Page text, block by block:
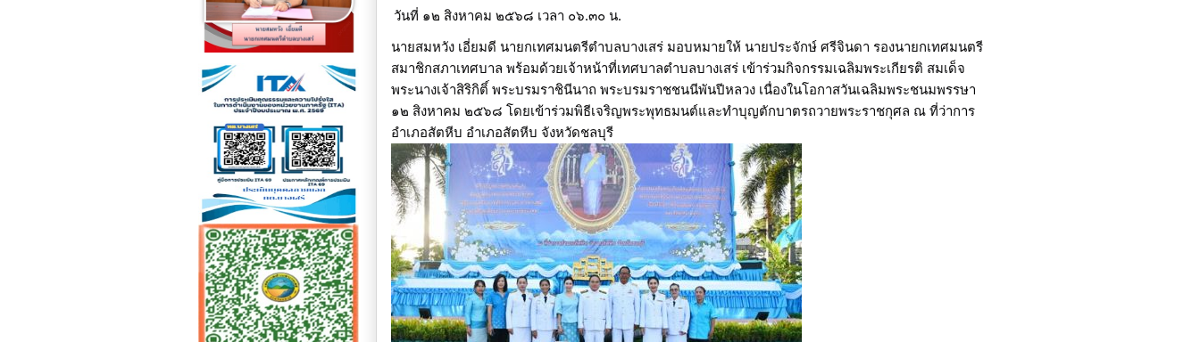
วันที่ ๑๒ สิงหาคม ๒๕๖๘ เวลา ๐๖.๓๐ น.
นายสมหวัง เอี่ยมดี นายกเทศมนตรีตำบลบางเสร่ มอบหมายให้ นายประจักษ์ ศรีจินดา รองนายกเทศมนตรี
สมาชิกสภาเทศบาล พร้อมด้วยเจ้าหน้าที่เทศบาลตำบลบางเสร่ เข้าร่วมกิจกรรมเฉลิมพระเกียรติ สมเด็จ
พระนางเจ้าสิริกิติ์ พระบรมราชินีนาถ พระบรมราชชนนีพันปีหลวง เนื่องในโอกาสวันเฉลิมพระชนมพรรษา
๑๒ สิงหาคม ๒๕๖๘ โดยเข้าร่วมพิธีเจริญพระพุทธมนต์และทำบุญตักบาตรถวายพระราชกุศล ณ ที่ว่าการ
อำเภอสัตหีบ อำเภอสัตหีบ จังหวัดชลบุรี